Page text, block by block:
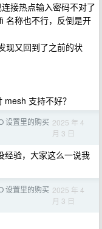
接热点输入密码不对了
名称也不行，反倒是开
现又回到了之前的状
支持不好？
设置里的购买 2025 年 4
月 3 日
经验，大家这么一说我
设置里的购买 2025 年 4
月 3 日